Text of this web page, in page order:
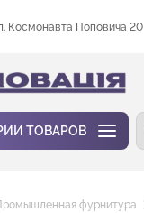
Космонавта Поповича 20
ТОВАРОВ
фурнитура